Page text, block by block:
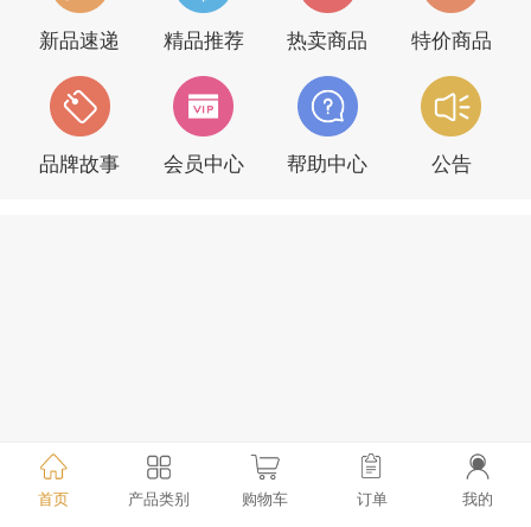
新品速递 精品推荐 热卖商品 特价商品
品牌故事 会员中心 帮助中心 公告
首页 产品类别 购物车 订单 我的